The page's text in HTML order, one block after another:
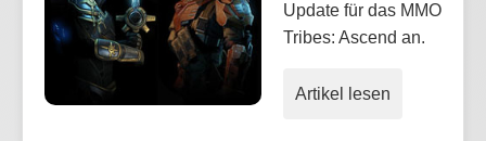
Update für das MMO
Tribes: Ascend an.
Artikel lesen